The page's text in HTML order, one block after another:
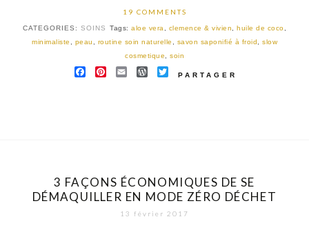
19 COMMENTS
CATEGORIES: SOINS Tags: aloe vera clemence & vivien huile de coco
minimaliste
peau routine soin naturelle savon saponifié à froid
slow
cosmetique
soin
FACEBOOK
PINTEREST
EMAILWORDPRESS
TWITTER
PARTAGER
3 FAÇONS ÉCONOMIQUES DE SE
DÉMAQUILLER EN MODE ZÉRO DÉCHET
13 février 2017